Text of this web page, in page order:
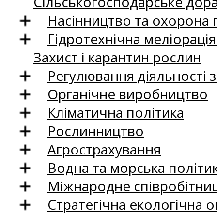
Насінництво та
Гідротехнічна
Захист і карантин рослин
Регулювання
Органічне виробництво
Кліматична політика
Рослинництво
Агрострахування
Водна та морська
Міжнародне
Стратегічна екологічна